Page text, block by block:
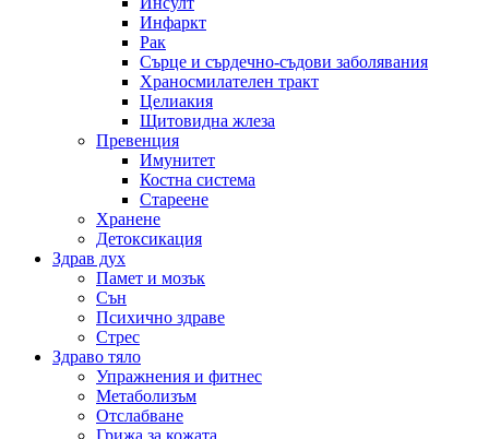
Инфаркт
Рак
Сърце и сърдечно-съдови заболявания
Храносмилателен тракт
Целиакия
Щитовидна жлеза
Превенция
Имунитет
Костна система
Стареене
Хранене
Детоксикация
Здрав дух
Памет и мозък
Сън
Психично здраве
Стрес
Здраво тяло
Упражнения и фитнес
Метаболизъм
Отслабване
Грижа за кожата